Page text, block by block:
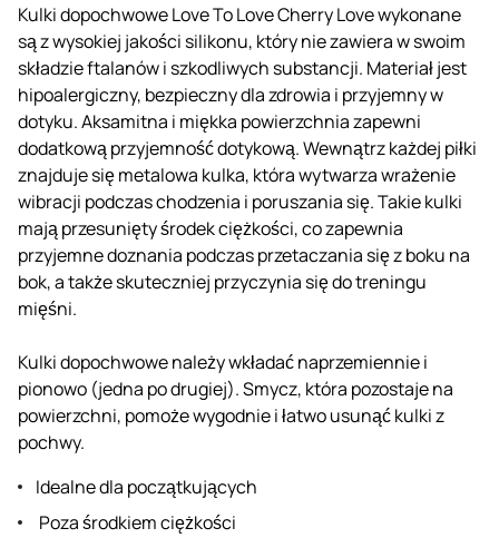
Kulki dopochwowe Love To Love Cherry Love wykonane
są z wysokiej jakości silikonu, który nie zawiera w swoim
składzie ftalanów i szkodliwych substancji. Materiał jest
hipoalergiczny, bezpieczny dla zdrowia i przyjemny w
dotyku. Aksamitna i miękka powierzchnia zapewni
dodatkową przyjemność dotykową. Wewnątrz każdej piłki
znajduje się metalowa kulka, która wytwarza wrażenie
wibracji podczas chodzenia i poruszania się. Takie kulki
mają przesunięty środek ciężkości, co zapewnia
przyjemne doznania podczas przetaczania się z boku na
bok, a także skuteczniej przyczynia się do treningu
mięśni.
Kulki dopochwowe należy wkładać naprzemiennie i
pionowo (jedna po drugiej). Smycz, która pozostaje na
powierzchni, pomoże wygodnie i łatwo usunąć kulki z
pochwy.
Idealne dla początkujących
Poza środkiem ciężkości